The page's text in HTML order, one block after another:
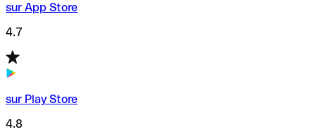
sur App Store
4.7
sur Play Store
4.8